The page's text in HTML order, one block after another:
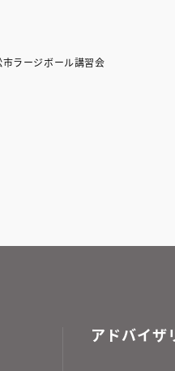
市ラージボール講習会
アドバイザ